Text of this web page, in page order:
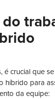
do
é crucial que
híbrido para
da equipe: